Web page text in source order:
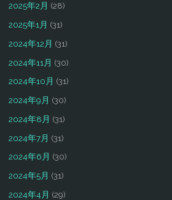
2025年2月 (28)
2025年1月 (31)
2024年12月 (31)
2024年11月 (30)
2024年10月 (31)
2024年9月 (30)
2024年8月 (31)
2024年7月 (31)
2024年6月 (30)
2024年5月 (31)
2024年4月 (29)